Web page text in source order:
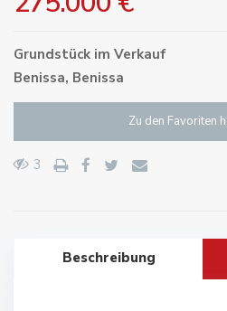
Grundstück im Verkauf
Benissa, Benissa
Zu den Favoriten
3
Beschreibung